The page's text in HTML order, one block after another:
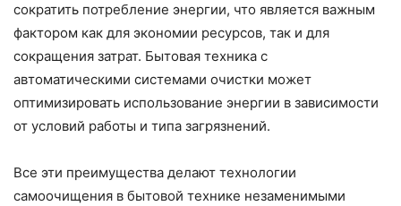
сократить потребление энергии, что является важным
фактором как для экономии ресурсов, так и для
сокращения затрат. Бытовая техника с
автоматическими системами очистки может
оптимизировать использование энергии в зависимости
от условий работы и типа загрязнений.
Все эти преимущества делают технологии
самоочищения в бытовой технике незаменимыми